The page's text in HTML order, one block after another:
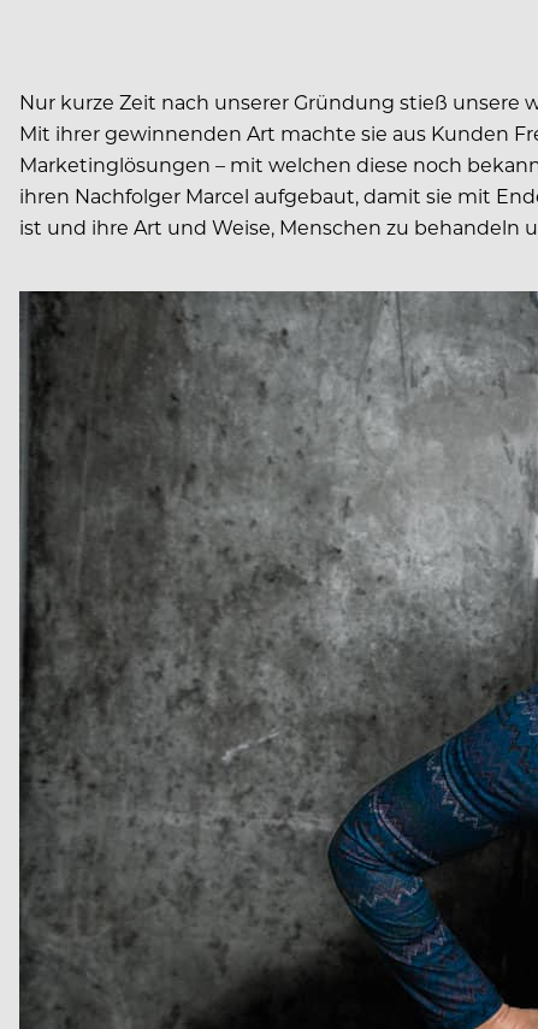
Nur kurze Zeit nach unserer Gründung stieß unsere
Mit ihrer gewinnenden Art machte sie aus Kunden
Marketinglösungen – mit welchen diese noch
ihren Nachfolger Marcel aufgebaut, damit sie mit
ist und ihre Art und Weise, Menschen zu behandeln